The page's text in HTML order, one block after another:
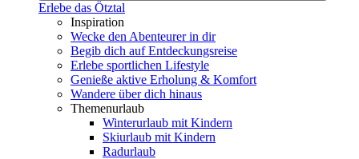
Erlebe das Ötztal
Inspiration
Wecke den Abenteurer in dir
Begib dich auf Entdeckungsreise
Erlebe sportlichen Lifestyle
Genieße aktive Erholung & Komfort
Wandere über dich hinaus
Themenurlaub
Winterurlaub mit Kindern
Skiurlaub mit Kindern
Radurlaub